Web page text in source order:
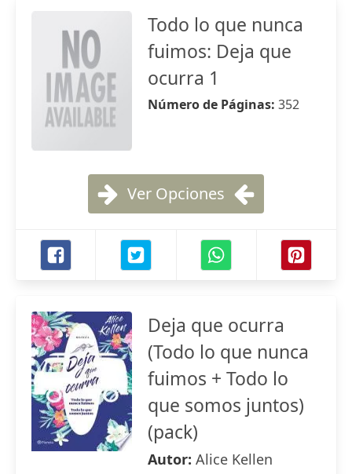
Todo lo que nunca
fuimos: Deja que
ocurra 1
Número de Páginas: 352
Ver Opciones
Deja que ocurra
(Todo lo que nunca
fuimos + Todo lo
que somos juntos)
(pack)
Autor: Alice Kellen